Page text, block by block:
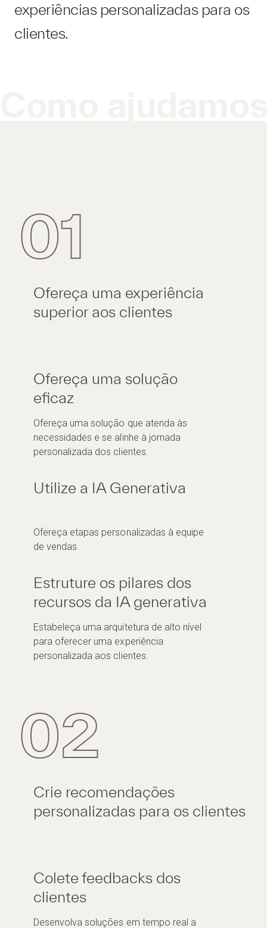
experiências personalizadas para os
clientes.
01
Ofereça uma experiência
superior aos clientes
Ofereça uma solução
eficaz
Ofereça uma solução que atenda às
necessidades e se alinhe à jornada
personalizada dos clientes.
Utilize a IA Generativa
Ofereça etapas personalizadas à equipe
de vendas.
Estruture os pilares dos
recursos da IA generativa
Estabeleça uma arquitetura de alto nível
para oferecer uma experiência
personalizada aos clientes.
02
Crie recomendações
personalizadas para os clientes
Colete feedbacks dos
clientes
Desenvolva soluções em tempo real a